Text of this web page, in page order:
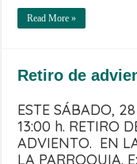
Read More »
Retiro de
ESTE SÁBADO,
13:00 h. RETIRO
ADVIENTO. EN
LA PARROQUIA.